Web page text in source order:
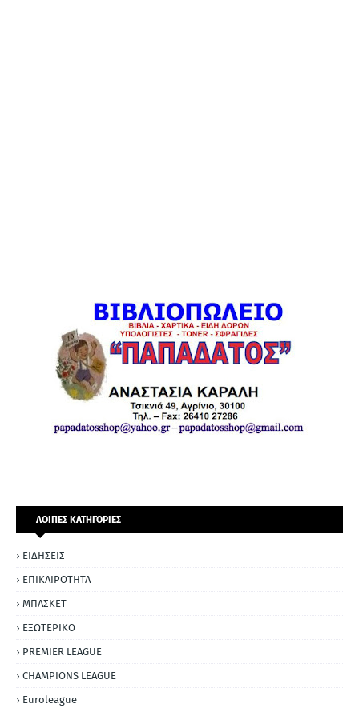
ΛΟΙΠΕΣ ΚΑΤΗΓΟΡΙΕΣ
ΕΙΔΗΣΕΙΣ
ΕΠΙΚΑΙΡΟΤΗΤΑ
ΜΠΑΣΚΕΤ
ΕΞΩΤΕΡΙΚΟ
PREMIER LEAGUE
CHAMPIONS LEAGUE
Euroleague